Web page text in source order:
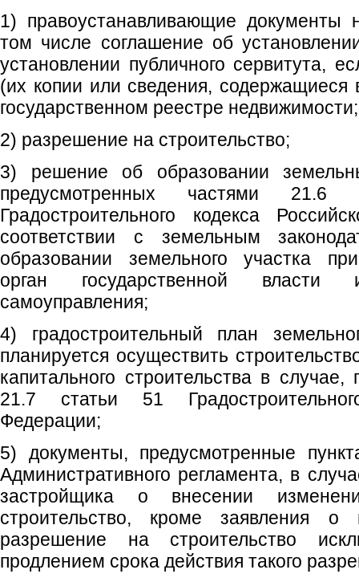
1) правоустанавливающие документы
том числе соглашение об
установлении публичного сервитута,
(их копии или сведения,
государственном реестре недвижимости;
2) разрешение на строительство;
3) решение об образовании
предусмотренных частями
Градостроительного кодекса
соответствии с земельным
образовании земельного участка
орган государственной
самоуправления;
4) градостроительный план
планируется осуществить
капитального строительства в
21.7 статьи 51
Федерации;
5) документы, предусмотренные
Административного регламента, в
застройщика о внесении
строительство, кроме заявления
разрешение на строительство
продлением срока действия такого